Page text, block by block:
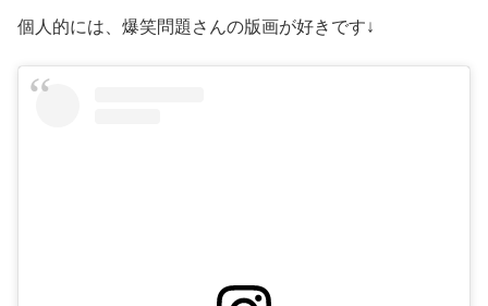
個人的には、爆笑問題さんの版画が好きです↓